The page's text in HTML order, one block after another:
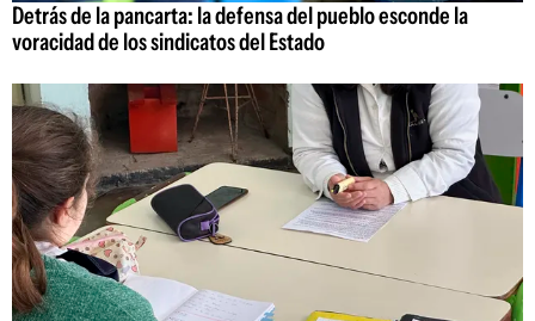
Detrás de la pancarta: la defensa del pueblo esconde la
voracidad de los sindicatos del Estado